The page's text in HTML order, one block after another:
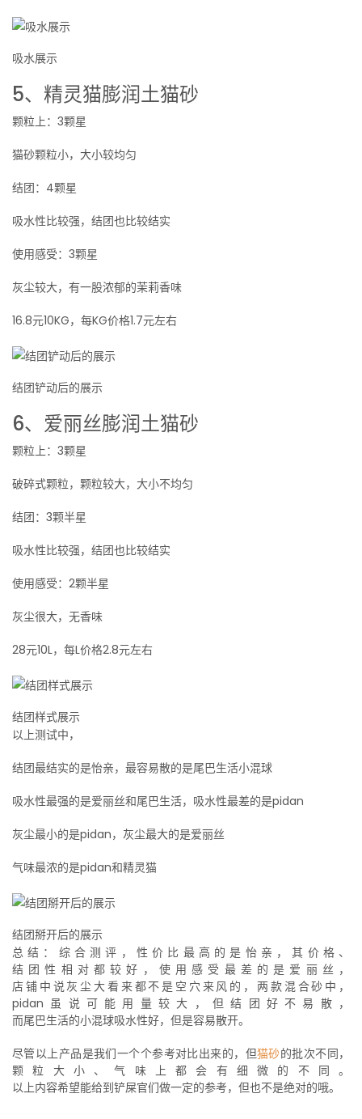
吸水展示
5、精灵猫膨润土猫砂
颗粒上：3颗星
猫砂颗粒小，大小较均匀
结团：4颗星
吸水性比较强，结团也比较结实
使用感受：3颗星
灰尘较大，有一股浓郁的茉莉香味
16.8元10KG，每KG价格1.7元左右
结团铲动后的展示
6、爱丽丝膨润土猫砂
颗粒上：3颗星
破碎式颗粒，颗粒较大，大小不均匀
结团：3颗半星
吸水性比较强，结团也比较结实
使用感受：2颗半星
灰尘很大，无香味
28元10L，每L价格2.8元左右
结团样式展示
以上测试中，
结团最结实的是怡亲，最容易散的是尾巴生活小混球
吸水性最强的是爱丽丝和尾巴生活，吸水性最差的是pidan
灰尘最小的是pidan，灰尘最大的是爱丽丝
气味最浓的是pidan和精灵猫
结团掰开后的展示
总结：综合测评，性价比最高的是怡亲，其价格、
结团性相对都较好，使用感受最差的是爱丽丝，
店铺中说灰尘大看来都不是空穴来风的，两款混合砂中，
pidan虽说可能用量较大，但结团好不易散，
而尾巴生活的小混球吸水性好，但是容易散开。
尽管以上产品是我们一个个参考对比出来的，但猫砂的批次不同，
颗粒大小、气味上都会有细微的不同。
以上内容希望能给到铲屎官们做一定的参考，但也不是绝对的哦。​​​